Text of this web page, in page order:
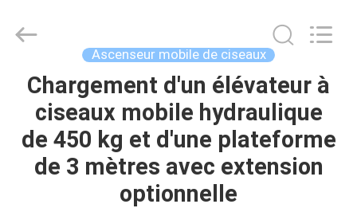
MAISON
MACHINERY
Reserved.
Ascenseur mobile de ciseaux
Chargement d'un élévateur à
ciseaux mobile hydraulique
de 450 kg et d'une plateforme
de 3 mètres avec extension
optionnelle